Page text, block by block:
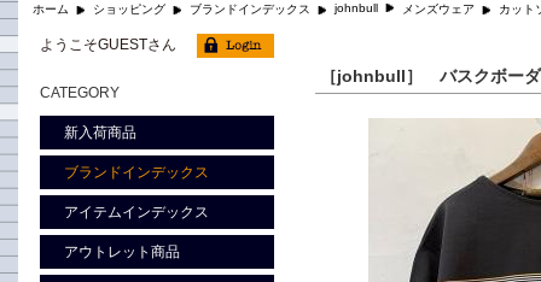
ホーム ショッピング ブランドインデックス johnbull メンズウェア カット
［johnbull］ バスクボー
ようこそGUESTさん
CATEGORY
新入荷商品
ブランドインデックス
アイテムインデックス
アウトレット商品